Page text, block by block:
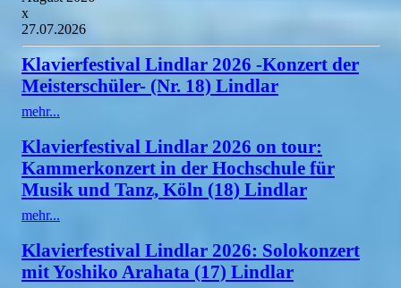
x
27.07.2026
Klavierfestival Lindlar 2026 -Konzert der
Meisterschüler- (Nr. 18) Lindlar
mehr...
Klavierfestival Lindlar 2026 on tour:
Kammerkonzert in der Hochschule für
Musik und Tanz, Köln (18) Lindlar
mehr...
Klavierfestival Lindlar 2026: Solokonzert
mit Yoshiko Arahata (17) Lindlar